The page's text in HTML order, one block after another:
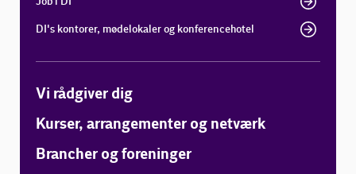
DI's kontorer, mødelokaler og konferencehotel
Vi rådgiver dig
Kurser, arrangementer og netværk
Brancher og foreninger